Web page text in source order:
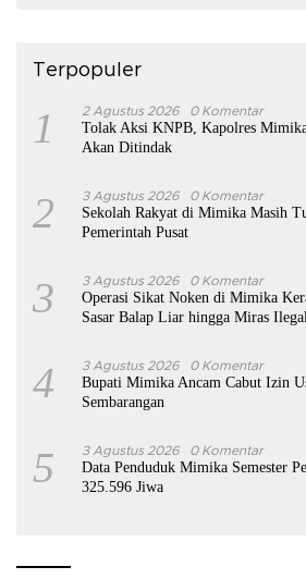
Terpopuler
1 2 Agustus 2026 0 Komentar
Tolak Aksi KNPB, Kapolres
Akan Ditindak
2 3 Agustus 2026 0 Komentar
Sekolah Rakyat di Mimika Masih
Pemerintah Pusat
3 3 Agustus 2026 0 Komentar
Operasi Sikat Noken di Mimika
Sasar Balap Liar hingga Miras Ilegal
4 3 Agustus 2026 0 Komentar
Bupati Mimika Ancam Cabut Izin
Sembarangan
5 3 Agustus 2026 0 Komentar
Data Penduduk Mimika Semester
325.596 Jiwa